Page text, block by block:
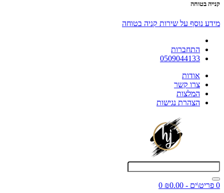
קנייה בטוחה
מידע נוסף על שירות קניה בטוחה
התחברות
0509044133
אודות
צרו קשר
המלצות
הצהרת נגישות
0 פריט\ים - ₪0.00
0